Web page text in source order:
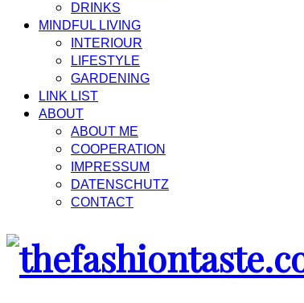
DRINKS
MINDFUL LIVING
INTERIOUR
LIFESTYLE
GARDENING
LINK LIST
ABOUT
ABOUT ME
COOPERATION
IMPRESSUM
DATENSCHUTZ
CONTACT